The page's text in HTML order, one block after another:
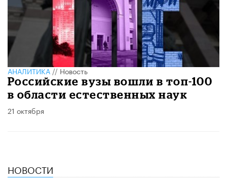
АНАЛИТИКА//Новость
Российские вузы вошли в топ-100
в области естественных наук
21 октября
НОВОСТИ